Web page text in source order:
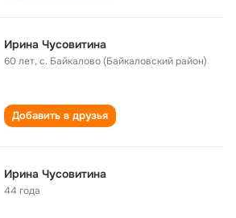
Ирина Чусовитина
60 лет,с. Байкалово (Байкаловский район)
Добавить в друзья
Ирина Чусовитина
44 года